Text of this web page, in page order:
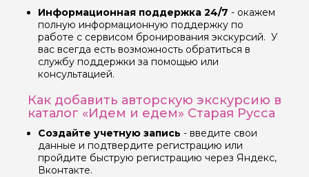
Информационная поддержка 24/7 - окажем
полную информационную поддержку по
работе с сервисом бронирования экскурсий. У
вас всегда есть возможность обратиться в
службу поддержки за помощью или
консультацией.
Как добавить авторскую экскурсию в
каталог «Идем и едем» Старая Русса
Создайте учетную запись - введите свои
данные и подтвердите регистрацию или
пройдите быструю регистрацию через Яндекс,
Вконтакте.
Ваша электронная почта
Ваш номер телефона
Вопросы и комментарии
Если у вас есть интересующие вопросы, можете их
задать